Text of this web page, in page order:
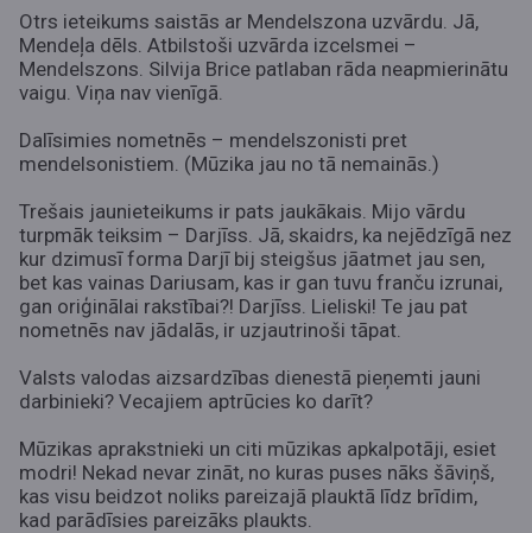
Otrs ieteikums saistās ar Mendelszona uzvārdu. Jā,
Mendeļa dēls. Atbilstoši uzvārda izcelsmei –
Mendelszons. Silvija Brice patlaban rāda neapmierinātu
vaigu. Viņa nav vienīgā.
Dalīsimies nometnēs – mendelszonisti pret
mendelsonistiem. (Mūzika jau no tā nemainās.)
Trešais jaunieteikums ir pats jaukākais. Mijo vārdu
turpmāk teiksim – Darjīss. Jā, skaidrs, ka nejēdzīgā nez
kur dzimusī forma Darjī bij steigšus jāatmet jau sen,
bet kas vainas Dariusam, kas ir gan tuvu franču izrunai,
gan oriģinālai rakstībai?! Darjīss. Lieliski! Te jau pat
nometnēs nav jādalās, ir uzjautrinoši tāpat.
Valsts valodas aizsardzības dienestā pieņemti jauni
darbinieki? Vecajiem aptrūcies ko darīt?
Mūzikas aprakstnieki un citi mūzikas apkalpotāji, esiet
modri! Nekad nevar zināt, no kuras puses nāks šāviņš,
kas visu beidzot noliks pareizajā plauktā līdz brīdim,
kad parādīsies pareizāks plaukts.